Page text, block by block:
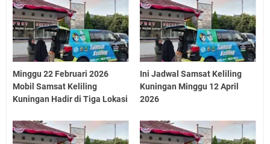
Minggu 22 Februari 2026
Mobil Samsat Keliling
Kuningan Hadir di Tiga Lokasi
Ini Jadwal Samsat Keliling
Kuningan Minggu 12 April
2026